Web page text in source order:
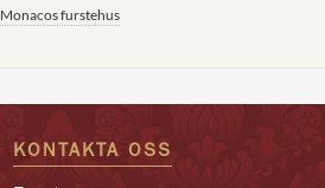
Monacos furstehus
KONTAKTA OSS